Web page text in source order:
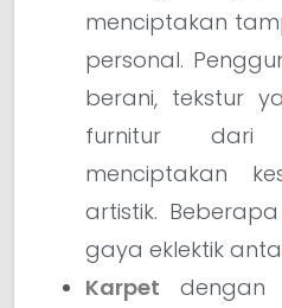
menciptakan
personal.
berani, tekstur
furnitur
menciptakan
artistik.
gaya eklektik
Karpet dengan